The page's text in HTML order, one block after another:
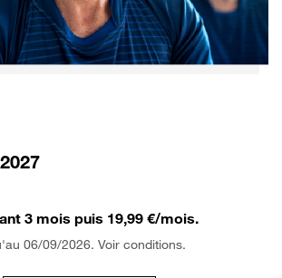
3 mois puis 19,99 €/mois.
06/09/2026. Voir conditions.